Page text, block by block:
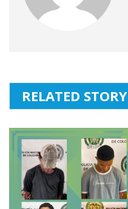
RELATED STORY